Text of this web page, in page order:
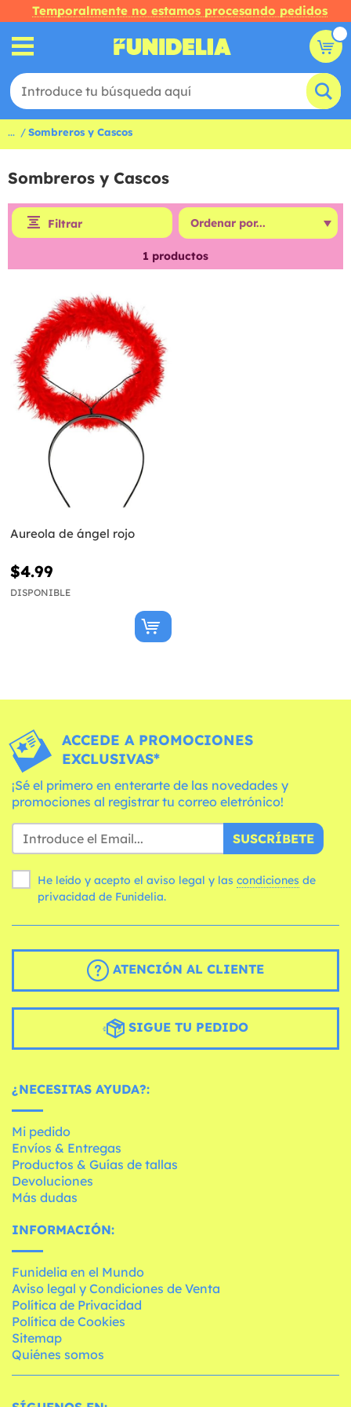
Temporalmente no estamos procesando pedidos
... Sombreros y Cascos
Sombreros y Cascos
Filtrar
1 productos
Aureola de ángel rojo
$4.99
DISPONIBLE
ACCEDE A PROMOCIONES
EXCLUSIVAS*
¡Sé el primero en enterarte de las novedades y
promociones al registrar tu correo eletrónico!
SUSCRÍBETE
He leído y acepto el aviso legal y las condiciones
privacidad de Funidelia.
ATENCIÓN AL CLIENTE
SIGUE TU PEDIDO
¿NECESITAS AYUDA?:
Mi pedido
Envíos & Entregas
Productos & Guías de tallas
Devoluciones
Más dudas
INFORMACIÓN:
Funidelia en el Mundo
Aviso legal y Condiciones de Venta
Política de Privacidad
Política de Cookies
Sitemap
Quiénes somos